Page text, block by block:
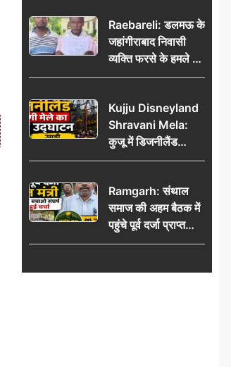
की मांग
Raebareli: डलमऊ के
जहांगीराबाद निवासी
व्यक्ति फरसे के हमले में
घायल थाने में शिकायत
हजार’, रकम न देने पर
कार्रवाई ठंडी!
Kujju Disneyland
Shravani Mela:
कुजू में डिजनीलैंड
श्रावणी मेले का भव्य
की भीड़
Ramgarh: संथाल
समाज की अहम बैठक में
पहुंचे पूर्व दर्जा प्राप्त
मंत्री, मरांग बुरू बचाओ